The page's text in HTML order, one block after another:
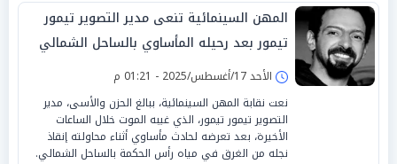
المهن السينمائية تنعى مدير التصوير تيمور
تيمور بعد رحيله المأساوي بالساحل الشمالي
الأحد 17/أغسطس/2025 - 01:21 م
نعت نقابة المهن السينمائية، ببالغ الحزن والأسى، مدير
التصوير تيمور تيمور، الذي غيبه الموت خلال الساعات
الأخيرة، بعد تعرضه لحادث مأساوي أثناء محاولته إنقاذ
نجله من الغرق في مياه رأس الحكمة بالساحل الشمالي.